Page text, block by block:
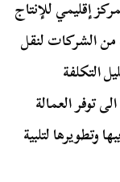
إقليمي للإنتاج
الشركات لنقل
التكلفة
توفر العمالة
وتطويرها لتلبية